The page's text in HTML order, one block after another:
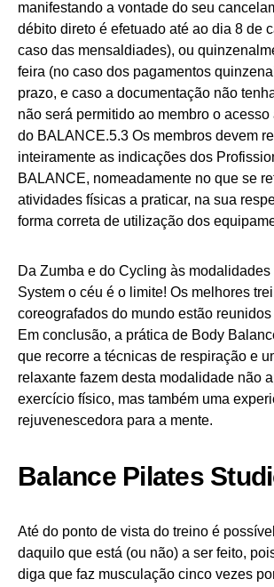
manifestando a vontade do seu
débito direto é efetuado até ao dia 8 de
caso das mensaldiades), ou
feira (no caso dos pagamentos
prazo, e caso a documentação não
não será permitido ao membro o
do BALANCE.5.3 Os membros devem
inteiramente as indicações dos
BALANCE, nomeadamente no que se
atividades físicas a praticar, na sua
forma correta de utilização dos
Da Zumba e do Cycling às
System o céu é o limite! Os melhores
coreografados do mundo estão reunidos
Em conclusão, a prática de Body
que recorre a técnicas de respiração e
relaxante fazem desta modalidade não
exercício físico, mas também uma
rejuvenescedora para a mente.
Balance Pilates
Até do ponto de vista do treino é
daquilo que está (ou não) a ser feito,
diga que faz musculação cinco vezes